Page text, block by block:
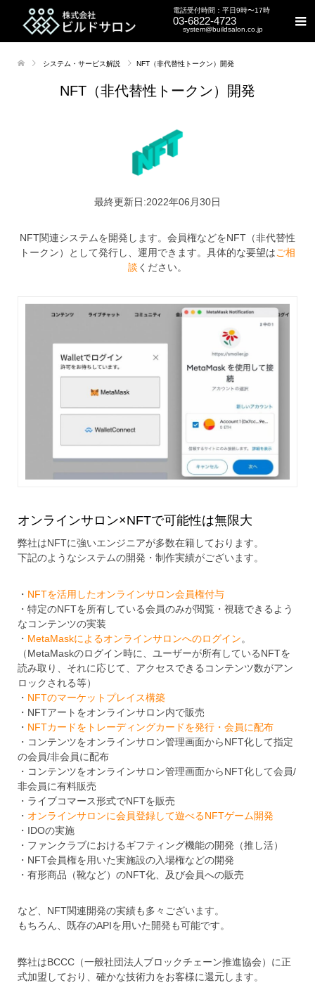
電話受付時間：平日9時〜17時
03-6822-4723
system@buildsalon.co.jp
システム・サービス解説 NFT（非代替性トークン）開発
NFT（非代替性トークン）開発
最終更新日:2022年06月30日
NFT関連システムを開発します。会員権などをNFT（非代替性
トークン）として発行し、運用できます。具体的な要望はご相
談 ください。
オンラインサロン×NFTで可能性は無限大
弊社はNFTに強いエンジニアが多数在籍しております。
下記のようなシステムの開発・制作実績がございます。
・ NFTを活用したオンラインサロン会員権付与
・特定のNFTを所有している会員のみが閲覧・視聴できるよう
なコンテンツの実装
・ MetaMaskによるオンラインサロンへのログイン。
（MetaMaskのログイン時に、ユーザーが所有しているNFTを
読み取り、それに応じて、アクセスできるコンテンツ数がアン
ロックされる等）
・ NFTのマーケットプレイス構築
・NFTアートをオンラインサロン内で販売
・ NFTカードをトレーディングカードを発行・会員に配布
・コンテンツをオンラインサロン管理画面からNFT化して指定
の会員/非会員に配布
・コンテンツをオンラインサロン管理画面からNFT化して会員/
非会員に有料販売
・ライブコマース形式でNFTを販売
・ オンラインサロンに会員登録して遊べるNFTゲーム開発
・IDOの実施
・ファンクラブにおけるギフティング機能の開発（推し活）
・NFT会員権を用いた実施設の入場権などの開発
・有形商品（靴など）のNFT化、及び会員への販売
など、NFT関連開発の実績も多々ございます。
もちろん、既存のAPIを用いた開発も可能です。
弊社はBCCC（一般社団法人ブロックチェーン推進協会）に正
式加盟しており、確かな技術力をお客様に還元します。